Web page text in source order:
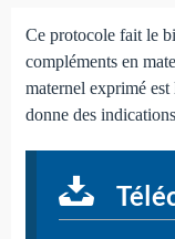
Ce protocole fait le
compléments en
maternel exprimé
donne des